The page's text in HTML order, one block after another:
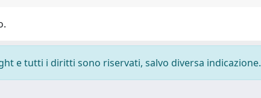
e tutti i diritti sono riservati, salvo diversa indicazione.